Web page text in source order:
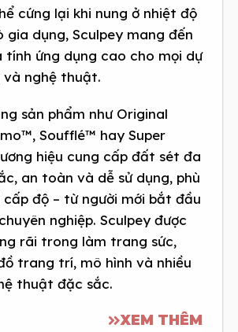
cứng lại khi nung ở nhiệt độ
gia dụng, Sculpey mang đến
tính ứng dụng cao cho mọi dự
nghệ thuật.
sản phẩm như Original
Soufflé™ hay Super
hiệu cung cấp đất sét đa
an toàn và dễ sử dụng, phù
cấp độ – từ người mới bắt đầu
nghiệp. Sculpey được
rãi trong làm trang sức,
trang trí, mô hình và nhiều
thuật đặc sắc.
XEM THÊM